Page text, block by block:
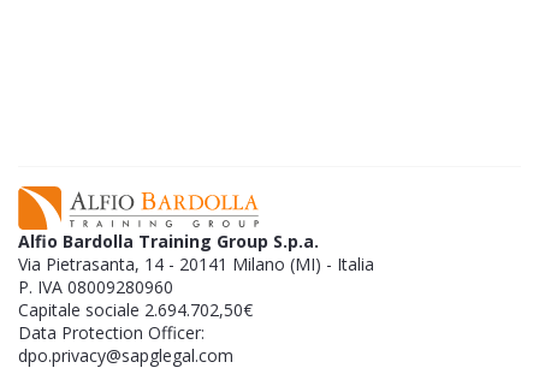
Alfio Bardolla Training Group S.p.a.
Via Pietrasanta, 14 - 20141 Milano (MI) - Italia
P. IVA 08009280960
Capitale sociale 2.694.702,50€
Data Protection Officer:
dpo.privacy@sapglegal.com